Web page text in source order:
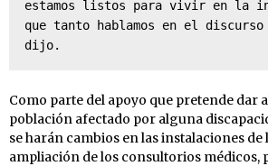
estamos listos para vivir en la
que tanto hablamos en el
dijo.
Como parte del apoyo que pretende dar
población afectado por alguna
se harán cambios en las instalaciones de
ampliación de los consultorios médicos,